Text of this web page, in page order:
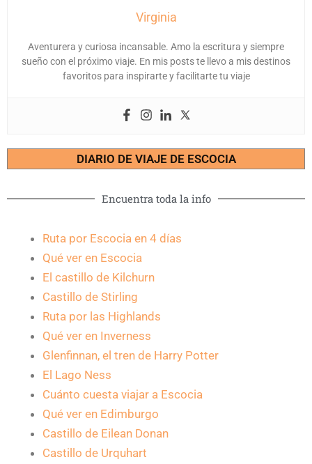
Virginia
Aventurera y curiosa incansable. Amo la escritura y siempre
sueño con el próximo viaje. En mis posts te llevo a mis destinos
favoritos para inspirarte y facilitarte tu viaje
DIARIO DE VIAJE DE ESCOCIA
Encuentra toda la info
Ruta por Escocia en 4 días
Qué ver en Escocia
El castillo de Kilchurn
Castillo de Stirling
Ruta por las Highlands
Qué ver en Inverness
Glenfinnan, el tren de Harry Potter
El Lago Ness
Cuánto cuesta viajar a Escocia
Qué ver en Edimburgo
Castillo de Eilean Donan
Castillo de Urquhart